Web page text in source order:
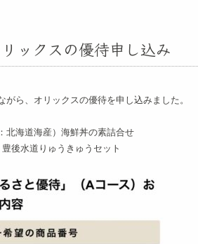
ックスの優待申し込み
がら、オリックスの優待を申し込みました。
北海道海産）海鮮丼の素詰合せ
後水道りゅうきゅうセット